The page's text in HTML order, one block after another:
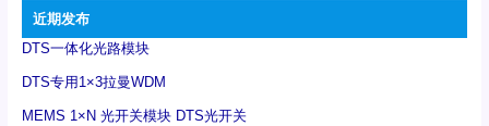
近期发布
DTS一体化光路模块
DTS专用1×3拉曼WDM
MEMS 1×N 光开关模块 DTS光开关